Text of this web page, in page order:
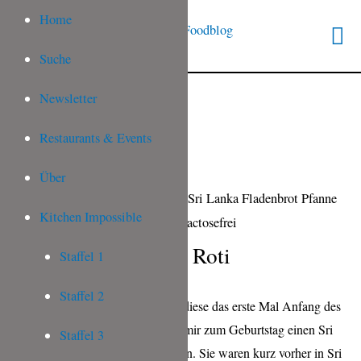
Home
Suche
Newsletter
Restaurants & Events
Über
Kitchen Impossible
Staffel 1
Staffel 2
Staffel 3
Sri Lanka | Coconut Roti
Kennt ihr Coconut Roti? Ich habe diese das erste Mal Anfang des
Jahres bei Freunden gegessen, die mir zum Geburtstag einen Sri
Lankischen Abend geschenkt haben. Sie waren kurz vorher in Sri